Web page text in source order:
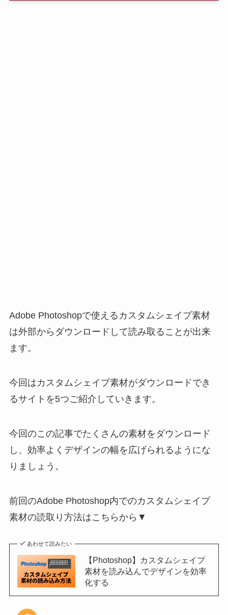
Adobe Photoshopで使えるカスタムシェイプ素材
は外部からダウンロードして読み取ることが出来
ます。
今回はカスタムシェイプ素材がダウンロードでき
るサイトを5つご紹介していきます。
今回のこの記事でたくさんの素材をダウンロード
し、効率よくデザインの幅を広げられるようにな
りましょう。
前回のAdobe Photoshop内でのカスタムシェイプ
素材の読取り方法はこちらから▼
あわせて読みたい
【Photoshop】カスタムシェイプ
素材を読み込んでデザインを効率
化する